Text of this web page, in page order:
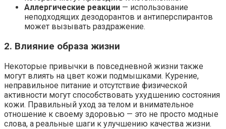
Аллергические реакции — использование
неподходящих дезодорантов и антиперспирантов
может вызывать раздражение.
2. Влияние образа жизни
Некоторые привычки в повседневной жизни также
могут влиять на цвет кожи подмышками. Курение,
неправильное питание и отсутствие физической
активности могут способствовать ухудшению состояния
кожи. Правильный уход за телом и внимательное
отношение к своему здоровью — это не просто модные
слова, а реальные шаги к улучшению качества жизни.